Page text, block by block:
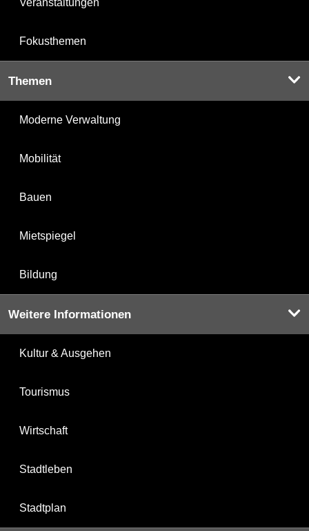
Veranstaltungen
Fokusthemen
Themen
Moderne Verwaltung
Mobilität
Bauen
Mietspiegel
Bildung
Weitere Informationen
Kultur & Ausgehen
Tourismus
Wirtschaft
Stadtleben
Stadtplan